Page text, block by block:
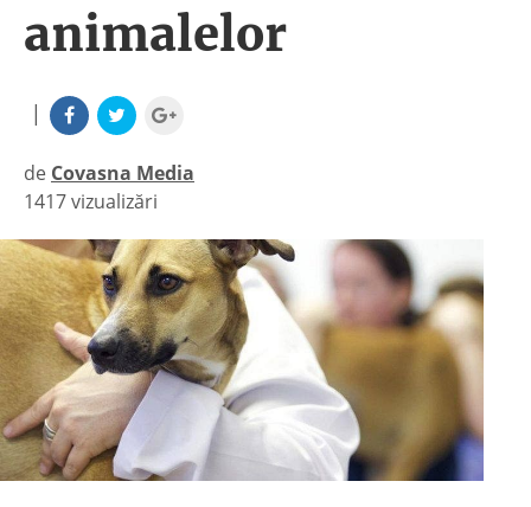
animalelor
|
de Covasna Media
|
1417 vizualizări